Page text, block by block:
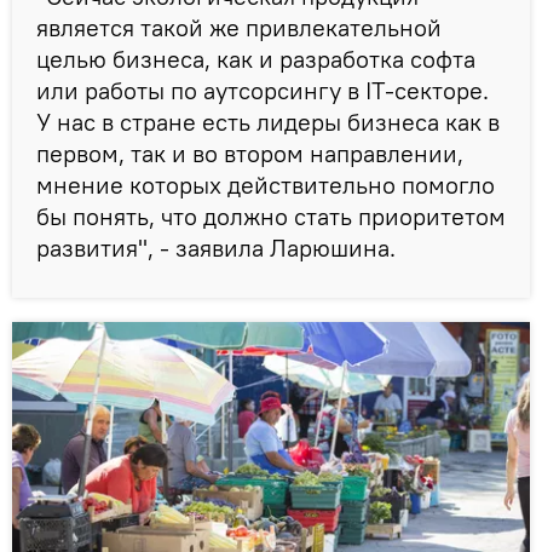
является такой же привлекательной
целью бизнеса, как и разработка софта
или работы по аутсорсингу в IT-секторе.
У нас в стране есть лидеры бизнеса как в
первом, так и во втором направлении,
мнение которых действительно помогло
бы понять, что должно стать приоритетом
развития", - заявила Ларюшина.